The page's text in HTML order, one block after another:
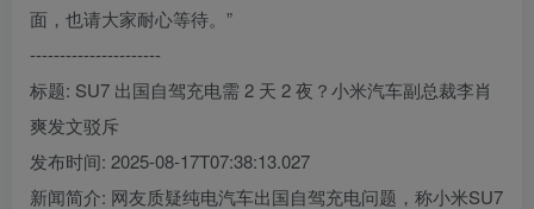
面，也请大家耐心等待。”
----------------------
标题: SU7 出国自驾充电需 2 天 2 夜？小米汽车副总裁李肖
爽发文驳斥
发布时间: 2025-08-17T07:38:13.027
新闻简介: 网友质疑纯电汽车出国自驾充电问题，称小米SU7